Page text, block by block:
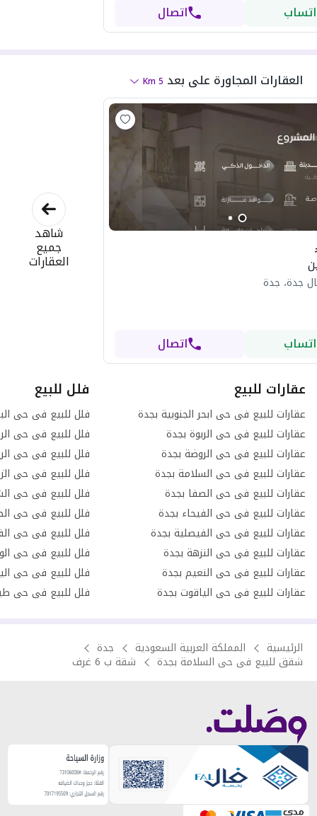
اتصال
العقارات المجاورة على بعد 5
Km
جدة، جدة
اتصال
شاهد
جميع
العقارات
عقارات للبيع
عقارات للبيع فى حى ابحر الجنوبية بجدة
عقارات للبيع فى حى الربوة بجدة
عقارات للبيع فى حى الروضة بجدة
عقارات للبيع فى حى السلامة بجدة
عقارات للبيع فى حى الصفا بجدة
عقارات للبيع فى حى الفيحاء بجدة
عقارات للبيع فى حى الفيصلية بجدة
عقارات للبيع فى حى النزهة بجدة
عقارات للبيع فى حى النعيم بجدة
عقارات للبيع فى حى الياقوت بجدة
فلل للبيع
فلل للبيع فى حى
فلل للبيع فى حى
فلل للبيع فى حى
فلل للبيع فى حى
فلل للبيع فى حى
فلل للبيع فى حى
فلل للبيع فى حى
فلل للبيع فى حى
فلل للبيع فى حى
فلل للبيع فى حى
الرئيسية المملكة العربية السعودية جدة
شقق للبيع فى حى السلامة بجدة شقة ب 6 غرف